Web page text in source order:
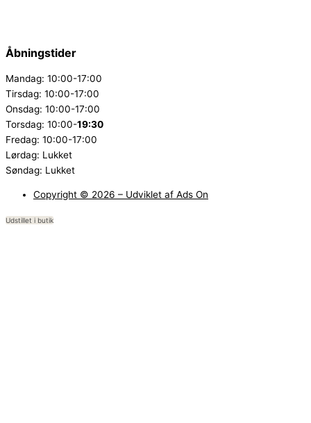
Åbningstider
Mandag: 10:00-17:00
Tirsdag: 10:00-17:00
Onsdag: 10:00-17:00
Torsdag: 10:00-19:30
Fredag: 10:00-17:00
Lørdag: Lukket
Søndag: Lukket
Copyright © 2026 – Udviklet af Ads On
Udstillet i butik